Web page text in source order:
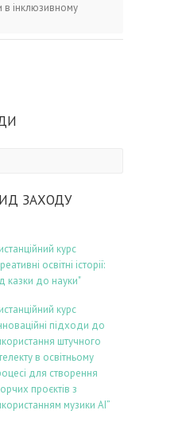
інклюзивному
ЗАХОДУ
курс
освітні історії:
казки до науки"
курс
підходи до
штучного
в освітньому
для створення
проєктів з
музики АІ”